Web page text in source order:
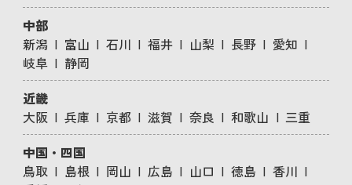
中部
新潟
富山 石川 福井 山梨 長野
愛知
岐阜
静岡
近畿
大阪
兵庫 京都 滋賀 奈良 和歌山
三重
中国・四国
鳥取
島根 岡山 広島 山口 徳島
香川